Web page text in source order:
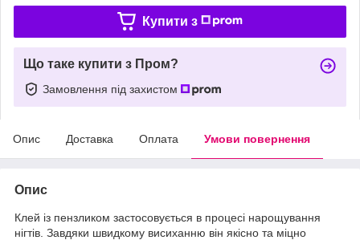
Купити з
Що таке купити з Пром?
Замовлення під захистом
Опис Доставка Оплата Умови повернення
Опис
Клей із пензликом застосовується в процесі нарощування
нігтів. Завдяки швидкому висиханню він якісно та міцно